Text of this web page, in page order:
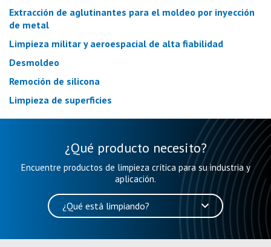
Extracción de aglutinantes para el moldeo por inyección
de metal
Limpieza militar y aeroespacial de alta fiabilidad
Desmoldeo
Remoción de silicona
Limpieza de superficies
¿Qué producto necesito?
Encuentre productos de limpieza crítica para su industria y
aplicación.
¿Qué está limpiando?